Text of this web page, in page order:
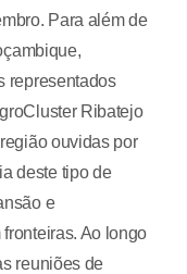
Para além de
representados
Ribatejo
ouvidas por
deste tipo de
e
Ao longo
reuniões de